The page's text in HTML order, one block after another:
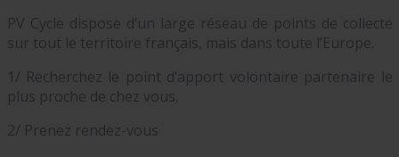
PV Cycle dispose d’un large réseau de points de collecte
sur tout le territoire français, mais dans toute l’Europe.
1/ Recherchez le point d’apport volontaire partenaire le
plus proche de chez vous.
2/ Prenez rendez-vous